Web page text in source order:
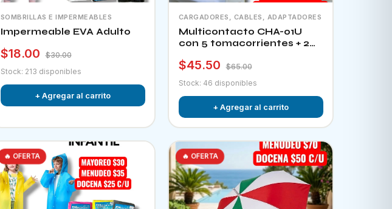
SOMBRILLAS E IMPERMEABLES
Impermeable EVA Adulto
$18.00
$30.00
Stock: 213 disponibles
+ Agregar al carrito
CARGADORES, CABLES, ADAPTADORES
Multicontacto CHA-01U
con 5 tomacorrientes + 2
$45.50
$65.00
Stock: 46 disponibles
+ Agregar al carrito
🔥 OFERTA 🔥 OFERTA